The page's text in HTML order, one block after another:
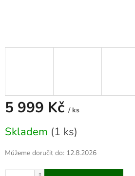
5 999 Kč / ks
cena:
Skladem (1 ks)
Můžeme doručit do: 12.8.2026